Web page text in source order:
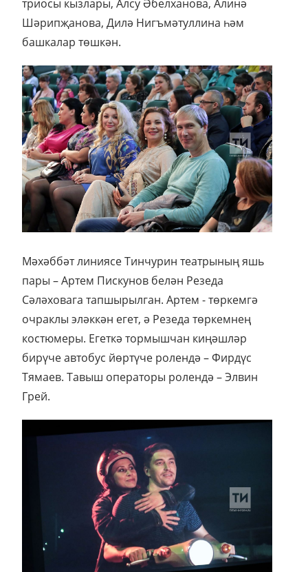
триосы кызлары, Алсу Әбелханова, Алинә
Шәрипҗанова, Дилә Нигъмәтуллина һәм
башкалар төшкән.
Мәхәббәт линиясе Тинчурин театрының яшь
пары – Артем Пискунов белән Резеда
Сәләховага тапшырылган. Артем - төркемгә
очраклы эләккән егет, ә Резеда төркемнең
костюмеры. Егеткә тормышчан киңәшләр
бирүче автобус йөртүче ролендә – Фирдүс
Тямаев. Тавыш операторы ролендә – Элвин
Грей.